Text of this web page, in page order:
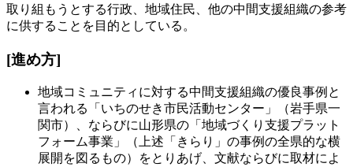
取り組もうとする行政、地域住民、他の中間支援組織の参考
に供することを目的としている。
[進め方]
地域コミュニティに対する中間支援組織の優良事例と
言われる「いちのせき市民活動センター」（岩手県一
関市）、ならびに山形県の「地域づくり支援プラット
フォーム事業」（上述「きらり」の事例の全県的な横
展開を図るもの）をとりあげ、文献ならびに取材によ